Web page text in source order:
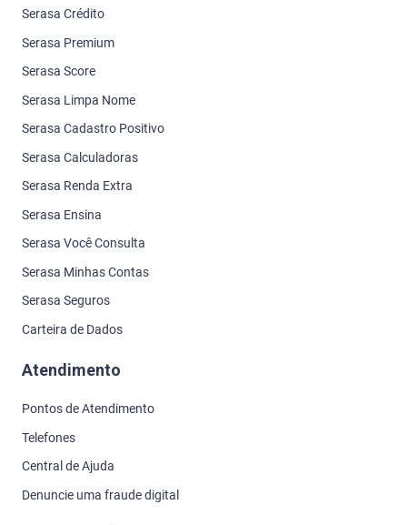
Serasa Crédito
Serasa Premium
Serasa Score
Serasa Limpa Nome
Serasa Cadastro Positivo
Serasa Calculadoras
Serasa Renda Extra
Serasa Ensina
Serasa Você Consulta
Serasa Minhas Contas
Serasa Seguros
Carteira de Dados
Atendimento
Pontos de Atendimento
Telefones
Central de Ajuda
Denuncie uma fraude digital